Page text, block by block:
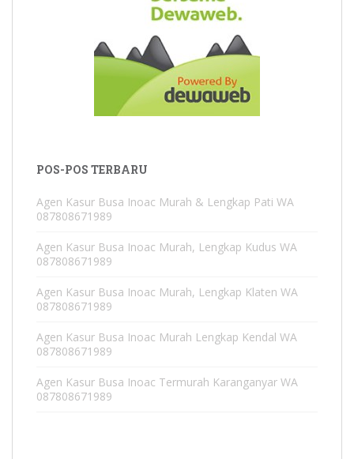
POS-POS TERBARU
Agen Kasur Busa Inoac Murah & Lengkap Pati WA
087808671989
Agen Kasur Busa Inoac Murah, Lengkap Kudus WA
087808671989
Agen Kasur Busa Inoac Murah, Lengkap Klaten WA
087808671989
Agen Kasur Busa Inoac Murah Lengkap Kendal WA
087808671989
Agen Kasur Busa Inoac Termurah Karanganyar WA
087808671989